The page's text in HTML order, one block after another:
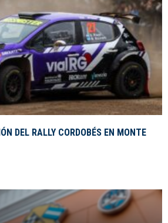
DEL RALLY CORDOBÉS EN MONTE